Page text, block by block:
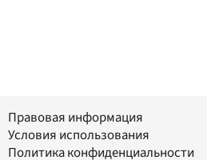
Правовая информация
Условия использования
Политика конфиденциальности